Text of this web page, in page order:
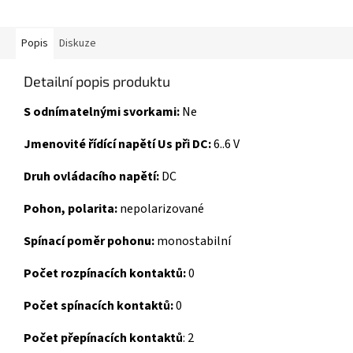
Popis Diskuze
Detailní popis produktu
S odnímatelnými svorkami:Ne
Jmenovité řídící napětí Us při DC:6..6 V
Druh ovládacího napětí:DC
Pohon, polarita:nepolarizované
Spínací poměr pohonu:monostabilní
Počet rozpínacích kontaktů:0
Počet spínacích kontaktů:0
Počet přepínacích kontaktů: 2